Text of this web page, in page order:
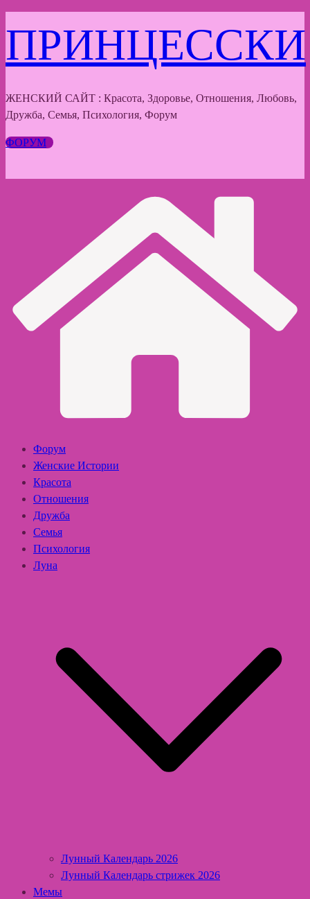
к
содержимому
ПРИНЦЕССКИ
ЖЕНСКИЙ САЙТ : Красота, Здоровье, Отношения, Любовь,
Дружба, Семья, Психология, Форум
ФОРУМ
Форум
Женские Истории
Красота
Отношения
Дружба
Семья
Психология
Луна
Лунный Календарь 2026
Лунный Календарь стрижек 2026
Мемы